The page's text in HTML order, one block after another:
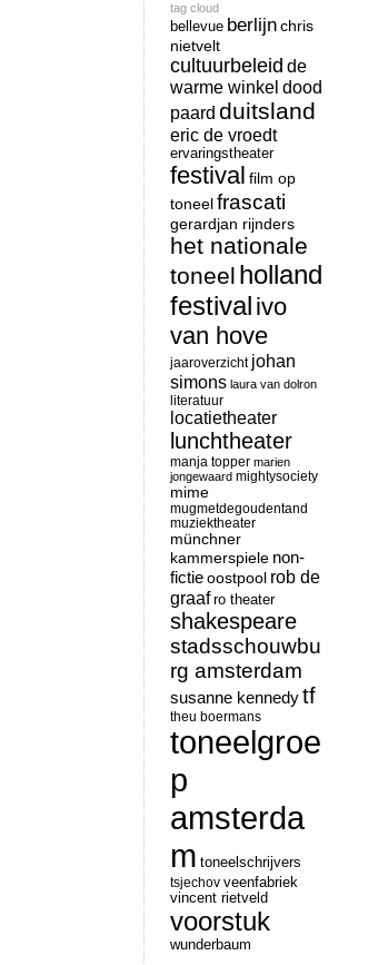
tag cloud
bellevue berlijnchris
nietvelt
cultuurbeleid de
warme winkel dood
paard duitsland
eric de vroedt
ervaringstheater
festival film op
toneelfrascati
gerardjan rijnders
het nationale
toneel holland
festival ivo
van hove
jaaroverzicht johan
simons laura van dolron
literatuur
locatietheater
lunchtheater
manja topper marien
jongewaard mightysociety
mime
mugmetdegoudentand
muziektheater
münchner
kammerspiele non-
fictieoostpool rob de
graaf ro theater
shakespeare
stadsschouwbu
rg amsterdam
susanne kennedytf
theu boermans
toneelgroe
p
amsterda
m toneelschrijvers
tsjechov veenfabriek
vincent rietveld
voorstuk
wunderbaum